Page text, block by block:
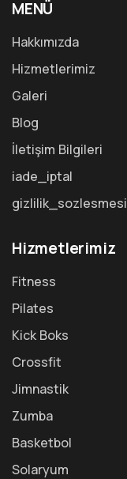
MENÜ
Hakkımızda
Hizmetlerimiz
Galeri
Blog
İletişim Bilgileri
iade_iptal
gizlilik_sozlesmesi
Hizmetlerimiz
Fitness
Pilates
Kick Boks
Crossfit
Jimnastik
Zumba
Basketbol
Solaryum